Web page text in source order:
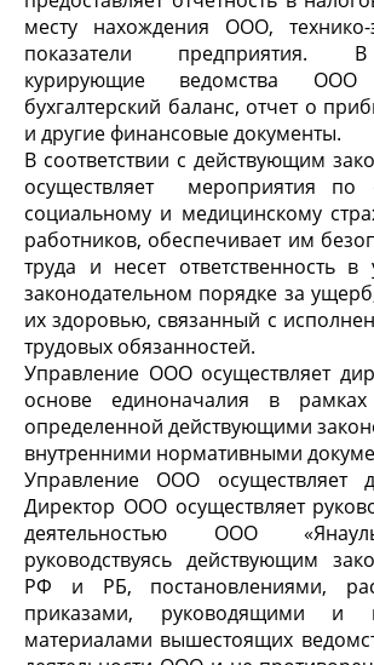
месту нахождения ООО, технико-
показатели предприятия.
курирующие ведомства ООО
бухгалтерский баланс, отчет о
и другие финансовые документы.
В соответствии с действующим
осуществляет мероприятия по
социальному и медицинскому
работников, обеспечивает им
труда и несет ответственность в
законодательном порядке за
их здоровью, связанный с
трудовых обязанностей.
Управление ООО осуществляет
основе единоначалия в рамках
определенной действующими
внутренними нормативными
Управление ООО осуществляет
Директор ООО осуществляет
деятельностью ООО
руководствуясь действующим
РФ и РБ, постановлениями,
приказами, руководящими и
материалами вышестоящих